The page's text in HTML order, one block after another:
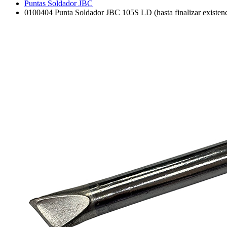
Puntas Soldador JBC
0100404 Punta Soldador JBC 105S LD (hasta finalizar